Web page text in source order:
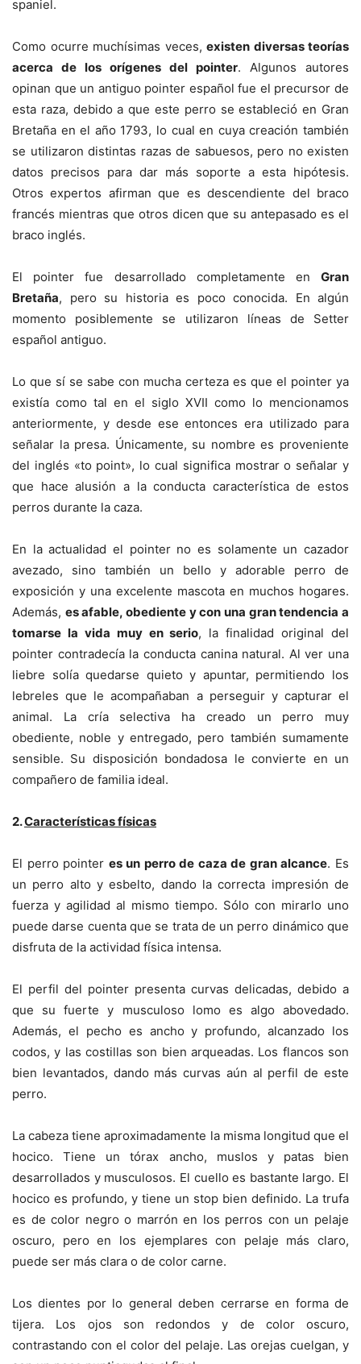
spaniel.
Como ocurre muchísimas veces, existen diversas teorías
acerca de los orígenes del pointer. Algunos autores
opinan que un antiguo pointer español fue el precursor de
esta raza, debido a que este perro se estableció en Gran
Bretaña en el año 1793, lo cual en cuya creación también
se utilizaron distintas razas de sabuesos, pero no existen
datos precisos para dar más soporte a esta hipótesis.
Otros expertos afirman que es descendiente del braco
francés mientras que otros dicen que su antepasado es el
braco inglés.
El pointer fue desarrollado completamente en Gran
Bretaña, pero su historia es poco conocida. En algún
momento posiblemente se utilizaron líneas de Setter
español antiguo.
Lo que sí se sabe con mucha certeza es que el pointer ya
existía como tal en el siglo XVII como lo mencionamos
anteriormente, y desde ese entonces era utilizado para
señalar la presa. Únicamente, su nombre es proveniente
del inglés «to point», lo cual significa mostrar o señalar y
que hace alusión a la conducta característica de estos
perros durante la caza.
En la actualidad el pointer no es solamente un cazador
avezado, sino también un bello y adorable perro de
exposición y una excelente mascota en muchos hogares.
Además, es afable, obediente y con una gran tendencia a
tomarse la vida muy en serio, la finalidad original del
pointer contradecía la conducta canina natural. Al ver una
liebre solía quedarse quieto y apuntar, permitiendo los
lebreles que le acompañaban a perseguir y capturar el
animal. La cría selectiva ha creado un perro muy
obediente, noble y entregado, pero también sumamente
sensible. Su disposición bondadosa le convierte en un
compañero de familia ideal.
2.Características físicas
El perro pointer es un perro de caza de gran alcance. Es
un perro alto y esbelto, dando la correcta impresión de
fuerza y agilidad al mismo tiempo. Sólo con mirarlo uno
puede darse cuenta que se trata de un perro dinámico que
disfruta de la actividad física intensa.
El perfil del pointer presenta curvas delicadas, debido a
que su fuerte y musculoso lomo es algo abovedado.
Además, el pecho es ancho y profundo, alcanzado los
codos, y las costillas son bien arqueadas. Los flancos son
bien levantados, dando más curvas aún al perfil de este
perro.
La cabeza tiene aproximadamente la misma longitud que el
hocico. Tiene un tórax ancho, muslos y patas bien
desarrollados y musculosos. El cuello es bastante largo. El
hocico es profundo, y tiene un stop bien definido. La trufa
es de color negro o marrón en los perros con un pelaje
oscuro, pero en los ejemplares con pelaje más claro,
puede ser más clara o de color carne.
Los dientes por lo general deben cerrarse en forma de
tijera. Los ojos son redondos y de color oscuro,
contrastando con el color del pelaje. Las orejas cuelgan, y